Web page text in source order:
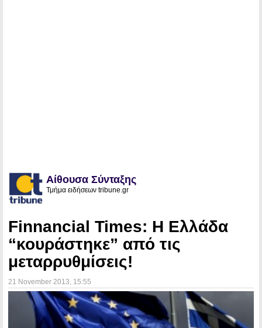
Αίθουσα Σύνταξης
Τμήμα ειδήσεων tribune.gr
Finnancial Times: Η Ελλάδα
“κουράστηκε” από τις
μεταρρυθμίσεις!
21 November 2013 , 15:55